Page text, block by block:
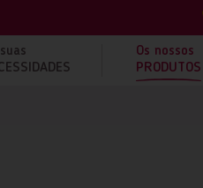
Os nossos
PRODUTOS